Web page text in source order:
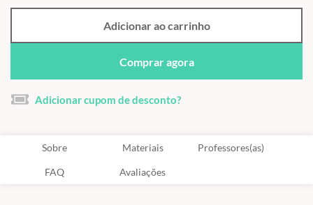
Adicionar ao carrinho
Comprar agora
Adicionar cupom de desconto?
Sobre Materiais Professores(as)
FAQ Avaliações